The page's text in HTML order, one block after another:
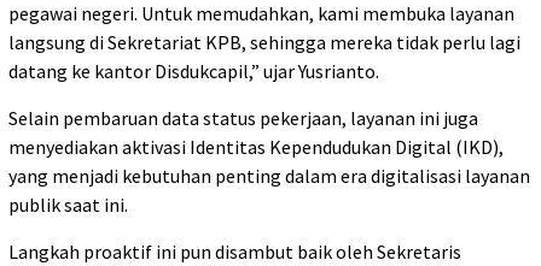
pegawai negeri. Untuk memudahkan, kami membuka layanan
langsung di Sekretariat KPB, sehingga mereka tidak perlu lagi
datang ke kantor Disdukcapil,” ujar Yusrianto.
Selain pembaruan data status pekerjaan, layanan ini juga
menyediakan aktivasi Identitas Kependudukan Digital (IKD),
yang menjadi kebutuhan penting dalam era digitalisasi layanan
publik saat ini.
Langkah proaktif ini pun disambut baik oleh Sekretaris